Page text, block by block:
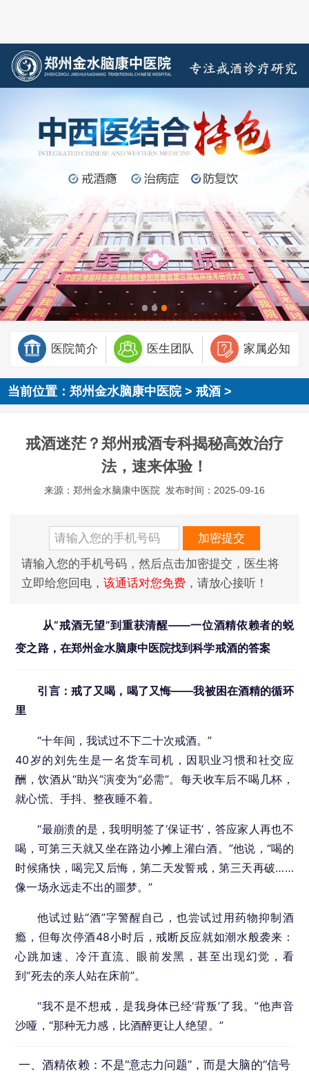
医院简介 医生团队 家属必知
当前位置：郑州金水脑康中医院>戒酒 >
戒酒迷茫？郑州戒酒专科揭秘高效治疗
法，速来体验！
来源：郑州金水脑康中医院 发布时间：2025-09-16
请输入您的手机号码，然后点击加密提交，医生将
立即给您回电， 该通话对您免费，请放心接听！
从“戒酒无望”到重获清醒——一位酒精依赖者的蜕
变之路，在郑州金水脑康中医院找到科学戒酒的答案
引言：戒了又喝，喝了又悔——我被困在酒精的循环
里
“十年间，我试过不下二十次戒酒。”
40岁的刘先生是一名货车司机，因职业习惯和社交应
酬，饮酒从“助兴”演变为“必需”。每天收车后不喝几杯，
就心慌、手抖、整夜睡不着。
“最崩溃的是，我明明签了‘保证书’，答应家人再也不
喝，可第三天就又坐在路边小摊上灌白酒。”他说，“喝的
时候痛快，喝完又后悔，第二天发誓戒，第三天再破……
像一场永远走不出的噩梦。”
他试过贴“酒”字警醒自己，也尝试过用药物抑制酒
瘾，但每次停酒48小时后，戒断反应就如潮水般袭来：
心跳加速、冷汗直流、眼前发黑，甚至出现幻觉，看
到“死去的亲人站在床前”。
“我不是不想戒，是我身体已经‘背叛’了我。”他声音
沙哑，“那种无力感，比酒醉更让人绝望。”
一、酒精依赖：不是“意志力问题”，而是大脑的“信号